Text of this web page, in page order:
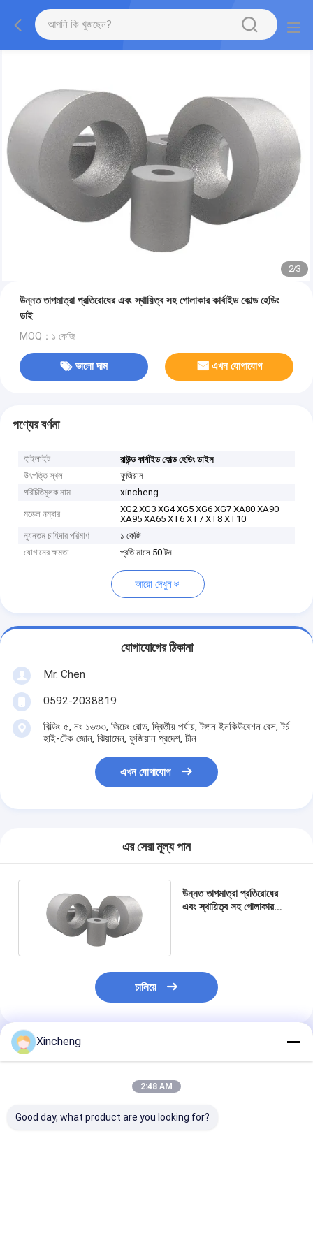
2/3
উন্নত তাপমাত্রা প্রতিরোধের এবং স্থায়িত্ব সহ গোলাকার কার্বাইড কোল্ড হেডিং
ডাই
MOQ：১ কেজি
ভালো দাম এখন যোগাযোগ
পণ্যের বর্ণনা
হাইলাইট
রাউন্ড কার্বাইড কোল্ড হেডিং ডাইস
উৎপত্তি স্থল
ফুজিয়ান
পরিচিতিমুলক নাম
xincheng
মডেল নম্বার
XG2 XG3 XG4 XG5 XG6 XG7 XA80 XA90
XA95 XA65 XT6 XT7 XT8 XT10
ন্যূনতম চাহিদার পরিমাণ
১ কেজি
যোগানের ক্ষমতা
প্রতি মাসে 50 টন
আরো দেখুন
যোগাযোগের ঠিকানা
Mr. Chen
0592-2038819
বিল্ডিং ৫, নং ১৬৩৩, জিচেং রোড, দ্বিতীয় পর্যায়, টঙ্গান ইনকিউবেশন বেস, টর্চ
হাই-টেক জোন, ঝিয়ামেন, ফুজিয়ান প্রদেশ, চীন
এখন যোগাযোগ
এর সেরা মূল্য পান
উন্নত তাপমাত্রা প্রতিরোধের
এবং স্থায়িত্ব সহ গোলাকার
চালিয়ে
প্রস্তাবিত পণ্য
Xincheng
2:48 AM
Good day, what product are you looking for?